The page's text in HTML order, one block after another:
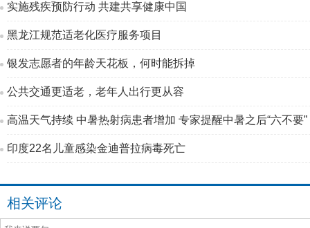
实施残疾预防行动 共建共享健康中国
黑龙江规范适老化医疗服务项目
银发志愿者的年龄天花板，何时能拆掉
公共交通更适老，老年人出行更从容
高温天气持续 中暑热射病患者增加 专家提醒中暑之后“六不要”
印度22名儿童感染金迪普拉病毒死亡
相关评论